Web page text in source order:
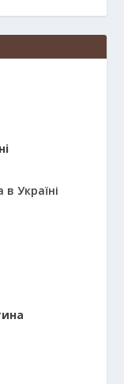
Україні